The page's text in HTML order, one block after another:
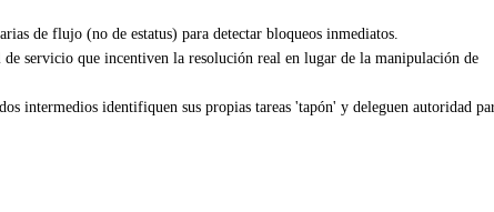
de flujo (no de estatus) para detectar bloqueos inmediatos.
servicio que incentiven la resolución real en lugar de la manipulación de
intermedios identifiquen sus propias tareas 'tapón' y deleguen autoridad